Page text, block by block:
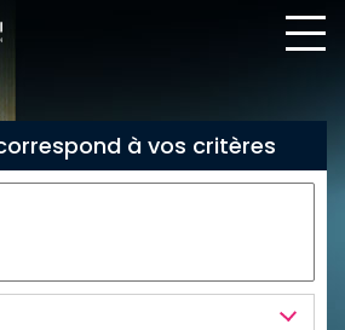
à vos critères